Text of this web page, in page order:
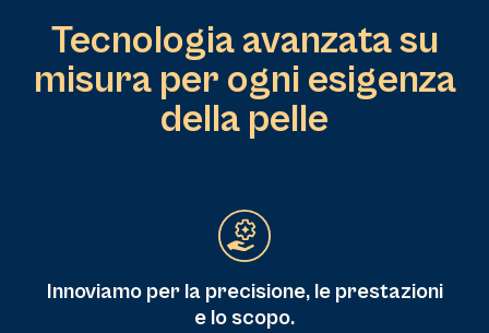
Tecnologia avanzata su
misura per ogni esigenza
della pelle
Innoviamo per la precisione, le prestazioni
e lo scopo.